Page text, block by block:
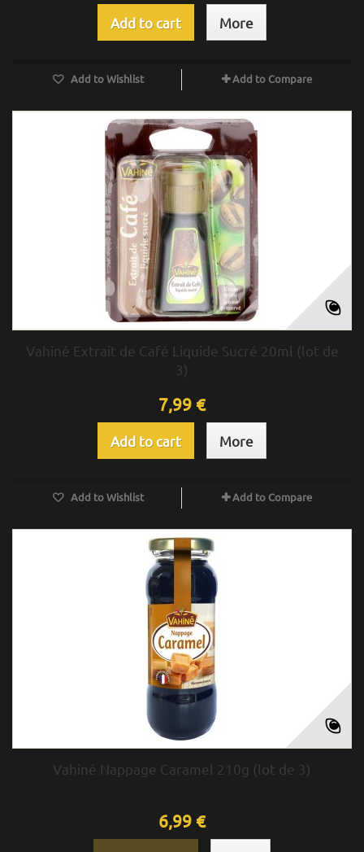
Add to cart More
Add to Wishlist Add to Compare
Vahiné Extrait de Café Liquide Sucré 20ml (lot de
3)
7,99 €
Add to cart More
Add to Wishlist Add to Compare
Vahiné Nappage Caramel 210g (lot de 3)
6,99 €